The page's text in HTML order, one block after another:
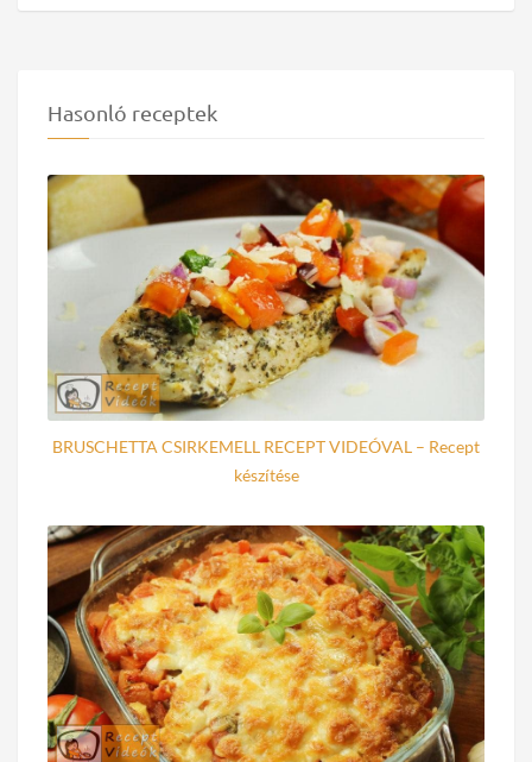
Hasonló receptek
BRUSCHETTA CSIRKEMELL RECEPT VIDEÓVAL – Recept
készítése